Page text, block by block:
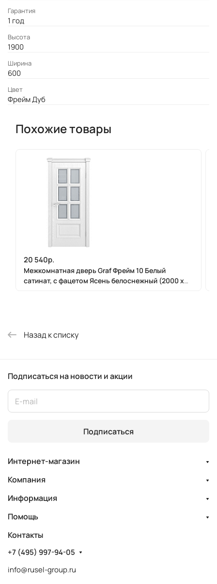
Гарантия
1 год
Высота
1900
Ширина
600
Цвет
Фрейм Дуб
Похожие товары
20 540р.
Межкомнатная дверь Graf Фрейм 10 Белый
сатинат, с фацетом Ясень белоснежный (2000 х
Назад к списку
Подписаться на новости и акции
Подписаться
Интернет-магазин
Компания
Информация
Помощь
Контакты
+7 (495) 997-94-05
info@rusel-group.ru